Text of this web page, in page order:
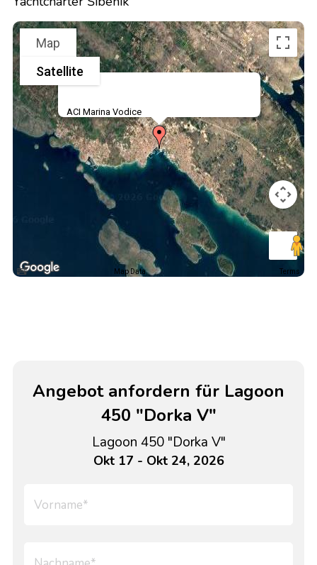
ACI Marina Vodice
Map
Satellite
Map Data Terms
Angebot anfordern für Lagoon
450 "Dorka V"
Lagoon 450 "Dorka V"
Okt 17 - Okt 24, 2026